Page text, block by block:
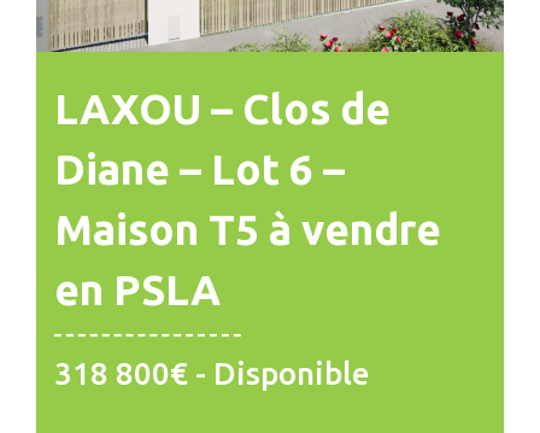
LAXOU – Clos de
Diane – Lot 6 –
Maison T5 à vendre
en PSLA
318 800€ - Disponible